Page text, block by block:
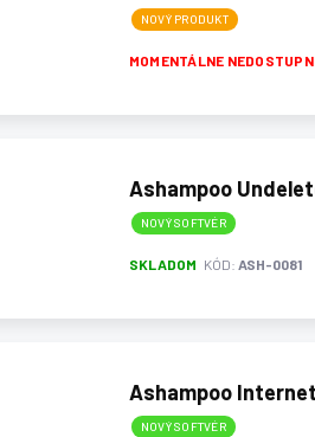
NOVÝ PRODUKT
MOMENTÁLNE
Ashampoo
NOVÝ SOFTVÉR
SKLADOM KÓD: ASH-0081
Ashampoo
NOVÝ SOFTVÉR